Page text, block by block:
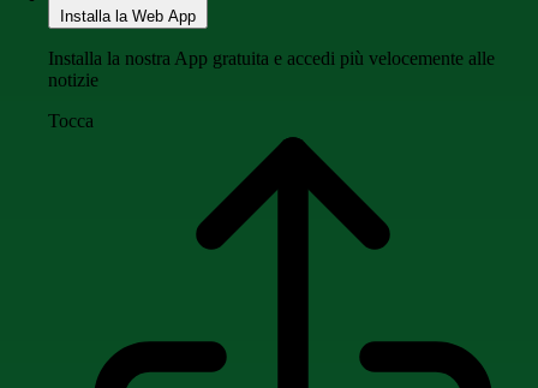
Installa la Web App
Installa la nostra App gratuita e accedi più velocemente alle
notizie
Tocca